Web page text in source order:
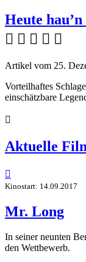
Heute
    
Artikel vom 25.
Vorteilhaftes
einschätzbare

Aktuelle

Kinostart: 14.09.2017
Mr. Long
In seiner neunten
den Wettbewerb.